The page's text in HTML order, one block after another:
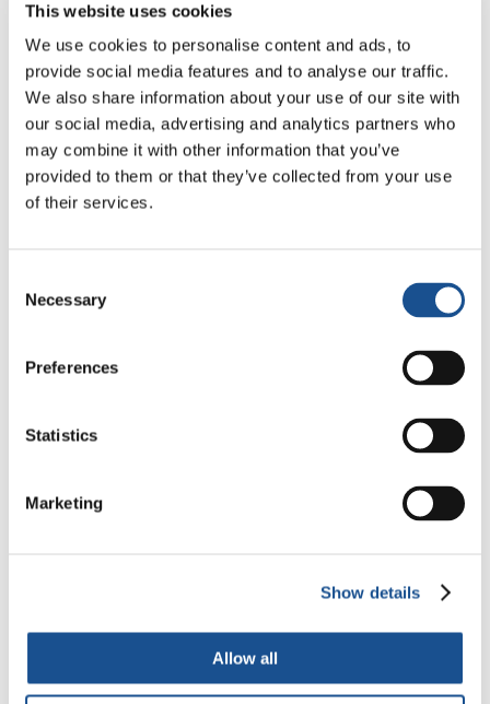
This website uses cookies
We use cookies to personalise content and ads, to
provide social media features and to analyse our traffic.
We also share information about your use of our site with
our social media, advertising and analytics partners who
may combine it with other information that you’ve
provided to them or that they’ve collected from your use
of their services.
Selection
Necessary
Preferences
Statistics
Marketing
Show details
Allow all
#ChooseToDialogue: la invitación
global de la Semana Mundo Unido
2026
12 de marzo de 2026
Compartir historias inspira
el cambio, une a las